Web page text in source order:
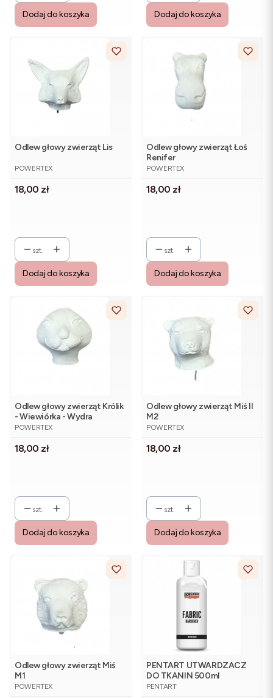
Dodaj do koszyka Dodaj do koszyka
Odlew głowy zwierząt Lis
PRODUCENT
POWERTEX
Cena
18,00 zł
szt.
Dodaj do koszyka
Odlew głowy zwierząt Łoś
Renifer
PRODUCENT
POWERTEX
Cena
18,00 zł
szt.
Dodaj do koszyka
Odlew głowy zwierząt Królik
- Wiewiórka - Wydra
PRODUCENT
POWERTEX
Cena
18,00 zł
szt.
Dodaj do koszyka
Odlew głowy zwierząt Miś II
M2
PRODUCENT
POWERTEX
Cena
18,00 zł
szt.
Dodaj do koszyka
Odlew głowy zwierząt Miś
M1
PRODUCENT
POWERTEX
PENTART UTWARDZACZ
DO TKANIN 500ml
PRODUCENT
PENTART